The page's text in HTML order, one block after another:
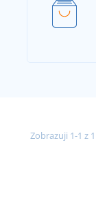
Zobrazuji 1-1 z 1